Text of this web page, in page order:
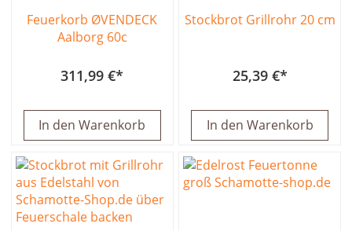
Feuerkorb ØVENDECK
Aalborg 60c
311,99 €
In den Warenkorb
Stockbrot Grillrohr 20 cm
25,39 €
In den Warenkorb